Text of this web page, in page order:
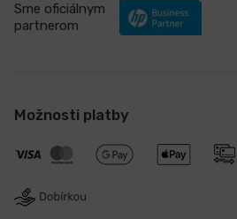
Sme oficiálnym
partnerom
Možnosti platby